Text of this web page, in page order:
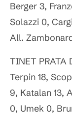
Berger 3,
Solazzi 0,
All.
TINET PRATA
Terpin 18,
9, Katalan 13,
0, Umek 0,